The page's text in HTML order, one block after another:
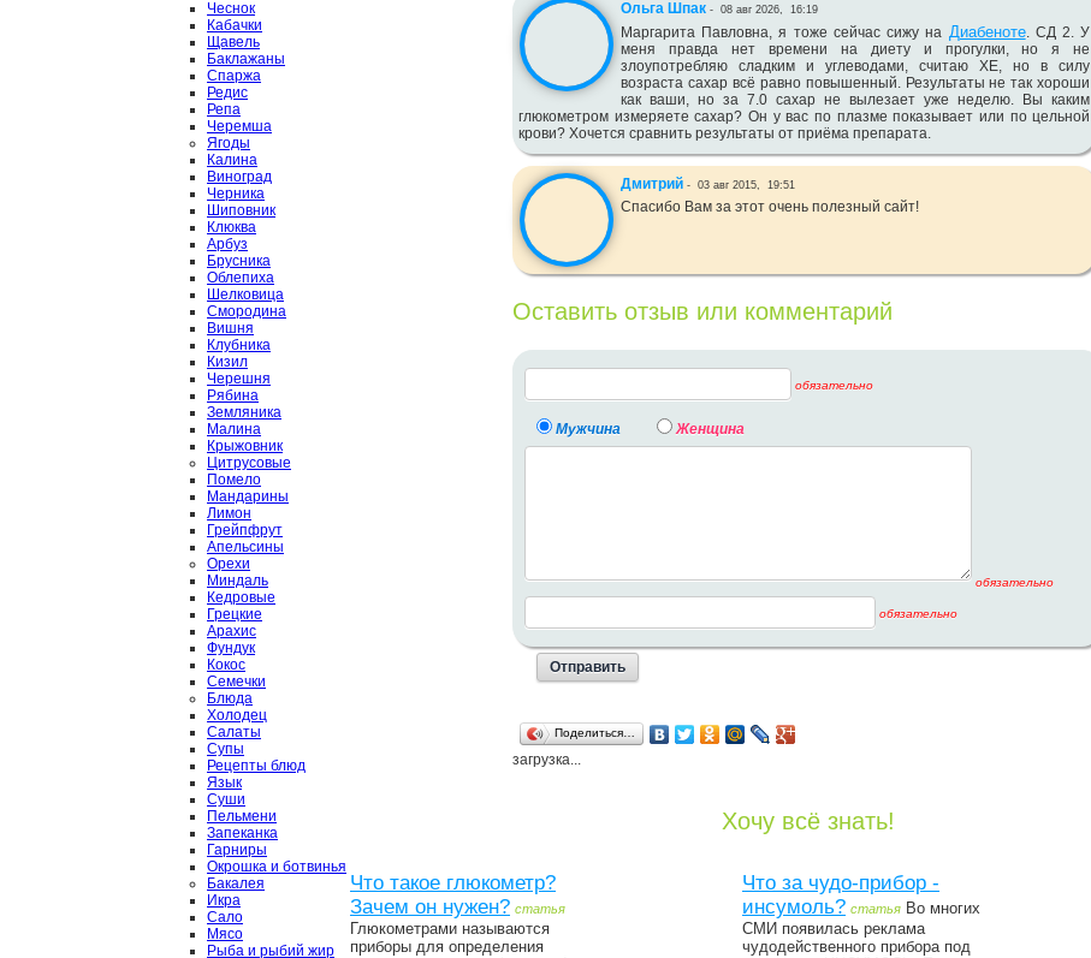
Чеснок
Кабачки
Щавель
Баклажаны
Спаржа
Редис
Репа
Черемша
Ягоды
Калина
Виноград
Черника
Шиповник
Клюква
Арбуз
Брусника
Облепиха
Шелковица
Смородина
Вишня
Клубника
Кизил
Черешня
Рябина
Земляника
Малина
Крыжовник
Цитрусовые
Помело
Мандарины
Лимон
Грейпфрут
Апельсины
Орехи
Миндаль
Кедровые
Грецкие
Арахис
Фундук
Кокос
Семечки
Блюда
Холодец
Салаты
Супы
Рецепты блюд
Язык
Суши
Пельмени
Запеканка
Гарниры
Окрошка и ботвинья
Бакалея
Икра
Сало
Мясо
Рыба и рыбий жир
Ольга Шпак - 08 авг 2026, 16:19
Маргарита Павловна, я тоже сейчас сижу на Диабеноте. СД 2. У
меня правда нет времени на диету и прогулки, но я не
злоупотребляю сладким и углеводами, считаю ХЕ, но в силу
возраста сахар всё равно повышенный. Результаты не так хороши
как ваши, но за 7.0 сахар не вылезает уже неделю. Вы каким
глюкометром измеряете сахар? Он у вас по плазме показывает или по цельной
крови? Хочется сравнить результаты от приёма препарата.
Дмитрий - 03 авг 2015, 19:51
Спасибо Вам за этот очень полезный сайт!
Оставить отзыв или комментарий
обязательно
Мужчина Женщина
обязательно
обязательно
Поделиться…
загрузка...
Хочу всё знать!
Что такое глюкометр?
Зачем он нужен? статья
Глюкометрами называются
приборы для определения
Что за чудо-прибор -
инсумоль? статья Во многих
СМИ появилась реклама
чудодейственного прибора под